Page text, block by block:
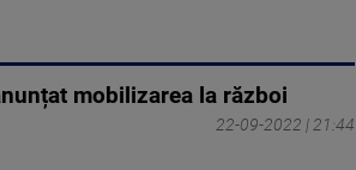
mobilizarea la război
22-09-2022 | 21:44